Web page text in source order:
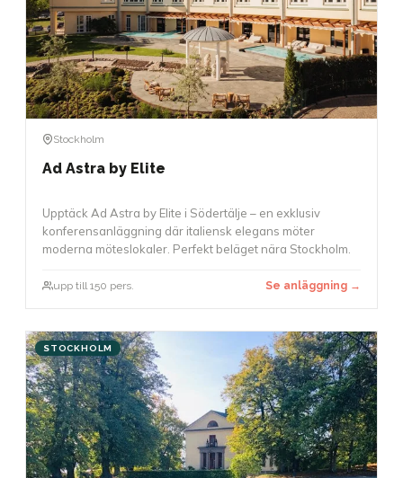
Stockholm
Ad Astra by Elite
Upptäck Ad Astra by Elite i Södertälje – en exklusiv
konferensanläggning där italiensk elegans möter
moderna möteslokaler. Perfekt beläget nära Stockholm.
upp till 150 pers. Se anläggning →
STOCKHOLM